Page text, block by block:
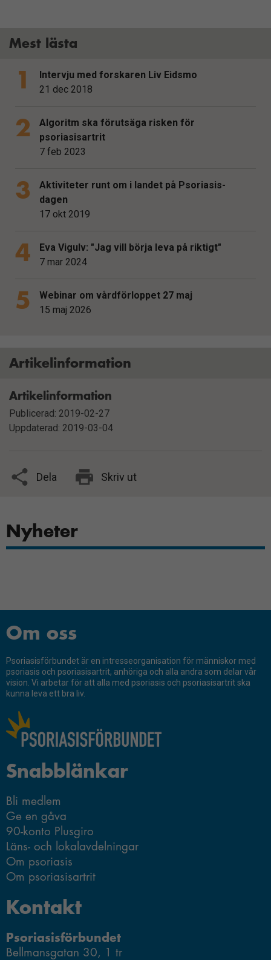
Nyheter
Mest lästa
Intervju med forskaren Liv Eidsmo
21 dec 2018
Algoritm ska förutsäga risken för
psoriasisartrit
7 feb 2023
Aktiviteter runt om i landet på Psoriasis-
dagen
17 okt 2019
Eva Vigulv: "Jag vill börja leva på riktigt"
7 mar 2024
Webinar om vårdförloppet 27 maj
15 maj 2026
Artikelinformation
Artikelinformation
Publicerad: 2019-02-27
Uppdaterad: 2019-03-04
Dela Skriv ut
Om oss
Psoriasisförbundet är en intresseorganisation för människor med
psoriasis och psoriasisartrit, anhöriga och alla andra som delar vår
vision. Vi arbetar för att alla med psoriasis och psoriasisartrit ska
kunna leva ett bra liv.
Kontakt
Psoriasisförbundet
Bellmansgatan 30, 1 tr
Snabblänkar
Bli medlem
Ge en gåva
90-konto Plusgiro
Läns- och lokalavdelningar
Om psoriasis
Om psoriasisartrit
Nödvändiga
välja bort.
De behövs